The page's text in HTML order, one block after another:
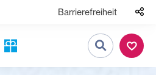
Barrierefreiheit
Suche